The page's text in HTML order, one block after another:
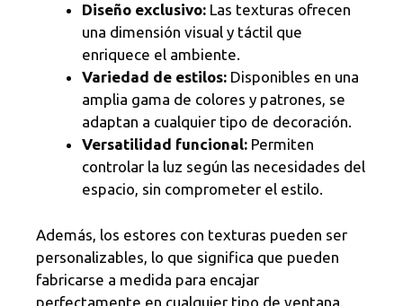
Diseño exclusivo: Las texturas ofrecen
una dimensión visual y táctil que
enriquece el ambiente.
Variedad de estilos: Disponibles en una
amplia gama de colores y patrones, se
adaptan a cualquier tipo de decoración.
Versatilidad funcional: Permiten
controlar la luz según las necesidades del
espacio, sin comprometer el estilo.
Además, los estores con texturas pueden ser
personalizables, lo que significa que pueden
fabricarse a medida para encajar
perfectamente en cualquier tipo de ventana.